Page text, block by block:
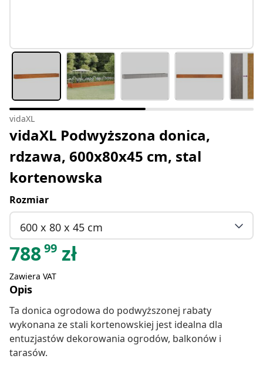
vidaXL
vidaXL Podwyższona donica,
rdzawa, 600x80x45 cm, stal
kortenowska
Rozmiar
600 x 80 x 45 cm
78899 zł
Zawiera VAT
Opis
Ta donica ogrodowa do podwyższonej rabaty
wykonana ze stali kortenowskiej jest idealna dla
entuzjastów dekorowania ogrodów, balkonów i
tarasów.